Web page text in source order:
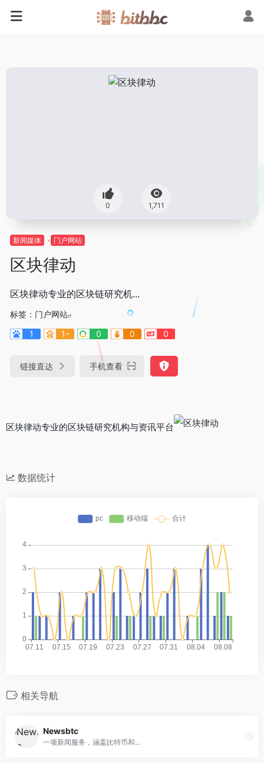
0 1,711
新闻媒体 门户网站
区块律动
区块律动专业的区块链研究机...
标签： 门户网站
1
1- 0 0 0
链接直达 手机查看
区块律动专业的区块链研究机构与资讯平台
数据统计
相关导航
Newsbtc
一项新闻服务，涵盖比特币和...